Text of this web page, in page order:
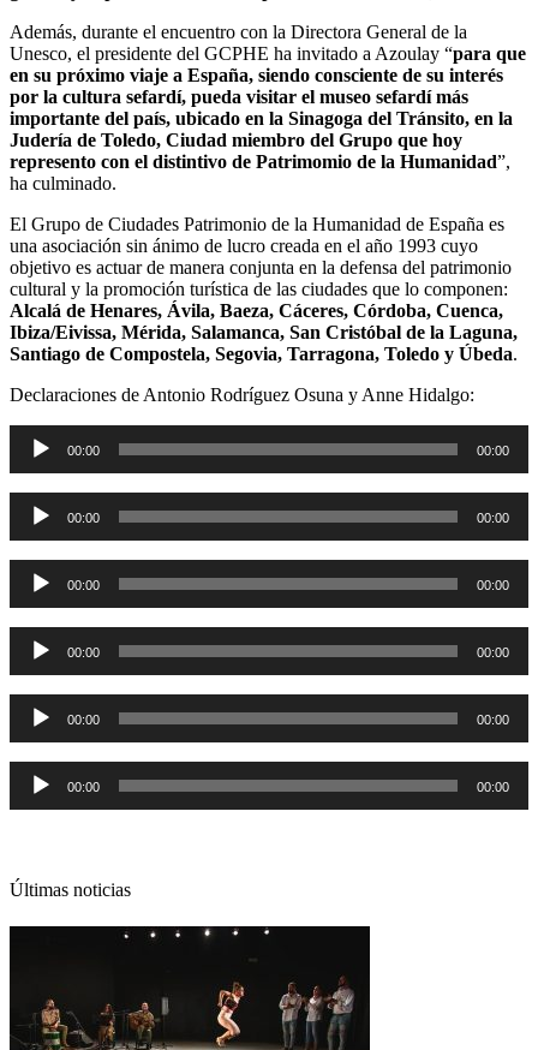
Además, durante el encuentro con la Directora General de la
Unesco, el presidente del GCPHE ha invitado a Azoulay “para que
en su próximo viaje a España, siendo consciente de su interés
por la cultura sefardí, pueda visitar el museo sefardí más
importante del país, ubicado en la Sinagoga del Tránsito, en la
Judería de Toledo, Ciudad miembro del Grupo que hoy
represento con el distintivo de Patrimomio de la Humanidad”,
ha culminado.
El Grupo de Ciudades Patrimonio de la Humanidad de España es
una asociación sin ánimo de lucro creada en el año 1993 cuyo
objetivo es actuar de manera conjunta en la defensa del patrimonio
cultural y la promoción turística de las ciudades que lo componen:
Alcalá de Henares, Ávila, Baeza, Cáceres, Córdoba, Cuenca,
Ibiza/Eivissa, Mérida, Salamanca, San Cristóbal de la Laguna,
Santiago de Compostela, Segovia, Tarragona, Toledo y Úbeda.
Declaraciones de Antonio Rodríguez Osuna y Anne Hidalgo:
Reproductor
audio
00:00 00:00
Reproductor
audio
00:00 00:00
Reproductor
audio
00:00 00:00
Reproductor
audio
00:00 00:00
Reproductor
audio
00:00 00:00
Reproductor
audio
00:00 00:00
Últimas noticias